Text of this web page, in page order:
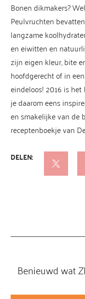
Bonen dikmakers?
Peulvruchten
langzame
en eiwitten en
zijn eigen kleur, bite
hoofdgerecht of in
eindeloos! 2016 is
je daarom eens
en smakelijke van de
receptenboekje van

Benieuwd wat